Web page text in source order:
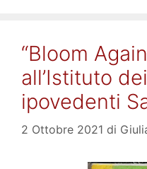
“Bloom
all’Istituto
ipovedenti
2 Ottobre 2021 di